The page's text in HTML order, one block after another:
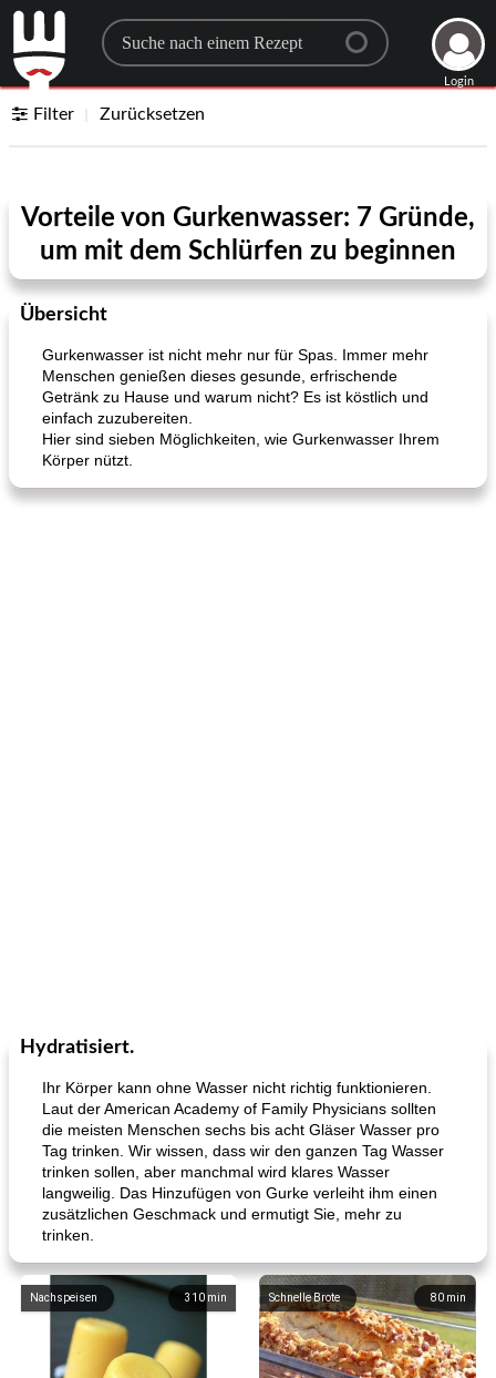
Search for a recipe
Login
Filter Zurücksetzen
Vorteile von Gurkenwasser: 7 Gründe,
um mit dem Schlürfen zu beginnen
Übersicht
Gurkenwasser ist nicht mehr nur für Spas. Immer mehr
Menschen genießen dieses gesunde, erfrischende
Getränk zu Hause und warum nicht? Es ist köstlich und
einfach zuzubereiten.
Hier sind sieben Möglichkeiten, wie Gurkenwasser Ihrem
Körper nützt.
Hydratisiert.
Ihr Körper kann ohne Wasser nicht richtig funktionieren.
Laut der American Academy of Family Physicians sollten
die meisten Menschen sechs bis acht Gläser Wasser pro
Tag trinken. Wir wissen, dass wir den ganzen Tag Wasser
trinken sollen, aber manchmal wird klares Wasser
langweilig. Das Hinzufügen von Gurke verleiht ihm einen
zusätzlichen Geschmack und ermutigt Sie, mehr zu
trinken.
310 min
Nachspeisen 80 min
Schnelle Brote